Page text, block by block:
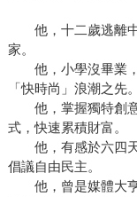
他，十二歲逃離中
家。
他，小學沒畢業，
「快時尚」浪潮之先。
他，掌握獨特創意
式，快速累積財富。
他，有感於六四天
倡議自由民主。
他，曾是媒體大亨